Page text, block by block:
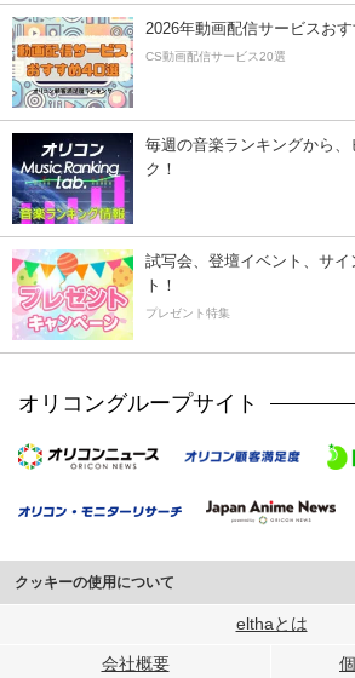
2026年動画配信サービスおす
CS動画配信サービス20選
毎週の音楽ランキングから
ク！
試写会、登壇イベント、サ
ト！
プレゼント特集
オリコングループサイト
クッキーの使用について
このサイトでは Cookie を使用して、ユーザーに合
行っています。
elthaとは
会社概要